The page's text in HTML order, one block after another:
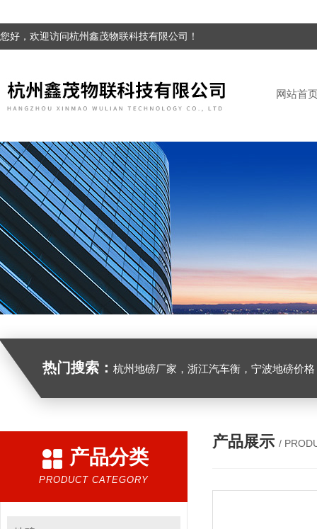
您好，欢迎访问杭州鑫茂物联科技有限公司！
网站首
热门搜索： 杭州地磅厂家，浙江汽车衡，宁波地磅价格，浙江地
产品分类
PRODUCT CATEGORY
产品展示 /